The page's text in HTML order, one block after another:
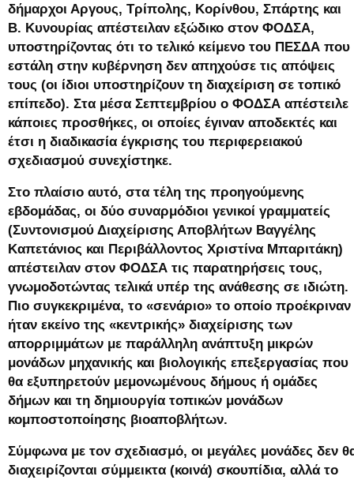
δήμαρχοι Αργους, Τρίπολης, Κορίνθου, Σπάρτης και
Β. Κυνουρίας απέστειλαν εξώδικο στον ΦΟΔΣΑ,
υποστηρίζοντας ότι το τελικό κείμενο του ΠΕΣΔΑ που
εστάλη στην κυβέρνηση δεν απηχούσε τις απόψεις
τους (οι ίδιοι υποστηρίζουν τη διαχείριση σε τοπικό
επίπεδο). Στα μέσα Σεπτεμβρίου ο ΦΟΔΣΑ απέστειλε
κάποιες προσθήκες, οι οποίες έγιναν αποδεκτές και
έτσι η διαδικασία έγκρισης του περιφερειακού
σχεδιασμού συνεχίστηκε.
Στο πλαίσιο αυτό, στα τέλη της προηγούμενης
εβδομάδας, οι δύο συναρμόδιοι γενικοί γραμματείς
(Συντονισμού Διαχείρισης Αποβλήτων Βαγγέλης
Καπετάνιος και Περιβάλλοντος Χριστίνα Μπαριτάκη)
απέστειλαν στον ΦΟΔΣΑ τις παρατηρήσεις τους,
γνωμοδοτώντας τελικά υπέρ της ανάθεσης σε ιδιώτη.
Πιο συγκεκριμένα, το «σενάριο» το οποίο προέκριναν
ήταν εκείνο της «κεντρικής» διαχείρισης των
απορριμμάτων με παράλληλη ανάπτυξη μικρών
μονάδων μηχανικής και βιολογικής επεξεργασίας που
θα εξυπηρετούν μεμονωμένους δήμους ή ομάδες
δήμων και τη δημιουργία τοπικών μονάδων
κομποστοποίησης βιοαποβλήτων.
Σύμφωνα με τον σχεδιασμό, οι μεγάλες μονάδες δεν
διαχειρίζονται σύμμεικτα (κοινά) σκουπίδια, αλλά το